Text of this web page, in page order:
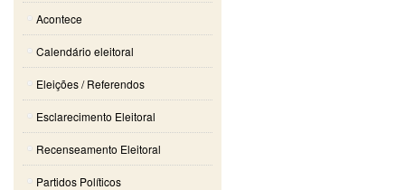
Acontece
Calendário eleitoral
Eleições / Referendos
Esclarecimento Eleitoral
Recenseamento Eleitoral
Partidos Políticos